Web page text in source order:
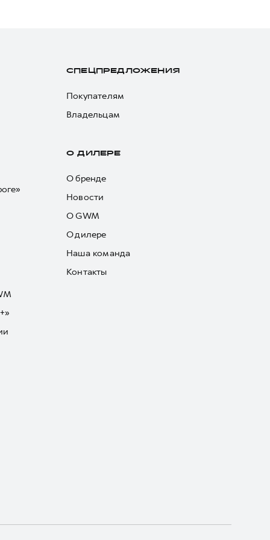
СПЕЦПРЕДЛОЖЕНИЯ
Покупателям
Владельцам
О ДИЛЕРЕ
О бренде
Новости
О GWM
О дилере
Наша команда
Контакты